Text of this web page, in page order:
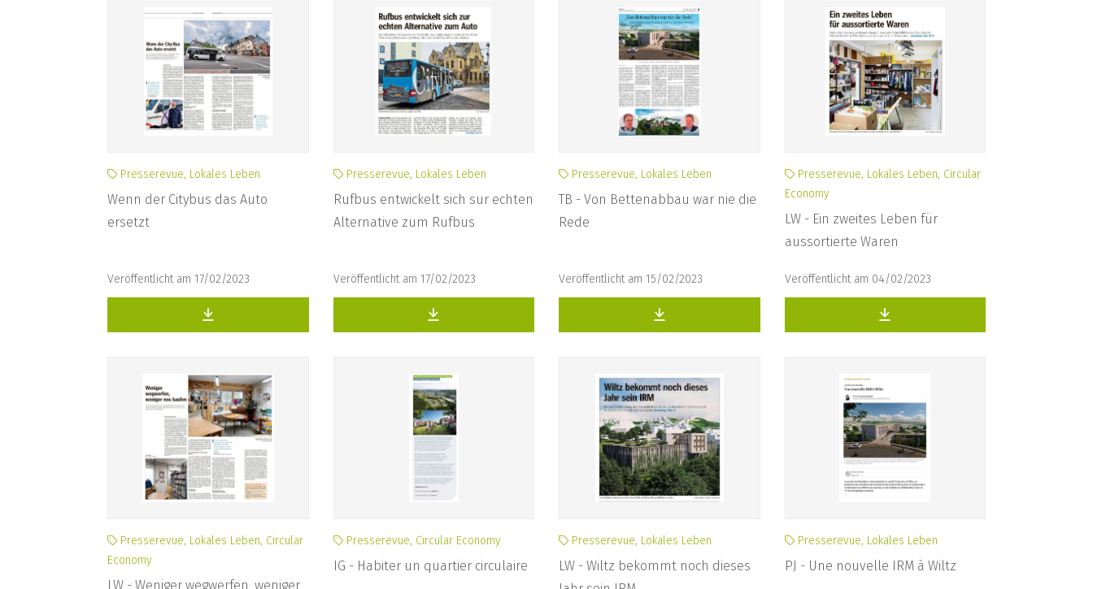
Presserevue, Lokales Leben
Wenn der Citybus das Auto
ersetzt
Veröffentlicht am 17/02/2023
Presserevue, Lokales Leben
Rufbus entwickelt sich sur echten
Alternative zum Rufbus
Veröffentlicht am 17/02/2023
Presserevue, Lokales Leben
TB - Von Bettenabbau war nie die
Rede
Veröffentlicht am 15/02/2023
Presserevue, Lokales Leben, Circular
Economy
LW - Ein zweites Leben für
aussortierte Waren
Veröffentlicht am 04/02/2023
Presserevue, Lokales Leben, Circular
Economy
LW - Weniger wegwerfen, weniger
Presserevue, Circular Economy
IG - Habiter un quartier circulaire
Presserevue, Lokales Leben
LW - Wiltz bekommt noch dieses
Presserevue, Lokales Leben
PJ - Une nouvelle IRM à Wiltz